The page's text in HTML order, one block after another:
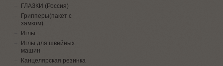
ГЛАЗКИ (Россия)
Грипперы(пакет с
замком)
Иглы
Иглы для швейных
машин
Канцелярская резинка